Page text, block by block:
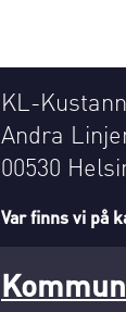
KL-
Andra
00530
Var finns vi på